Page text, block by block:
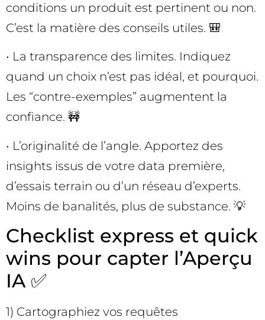
conditions un produit est pertinent ou non.
C’est la matière des conseils utiles. 🎒
• La transparence des limites. Indiquez
quand un choix n’est pas idéal, et pourquoi.
Les “contre-exemples” augmentent la
confiance. 🚧
• L’originalité de l’angle. Apportez des
insights issus de votre data première,
d’essais terrain ou d’un réseau d’experts.
Moins de banalités, plus de substance. 💡
Checklist express et quick
wins pour capter l’Aperçu
IA ✅
1) Cartographiez vos requêtes